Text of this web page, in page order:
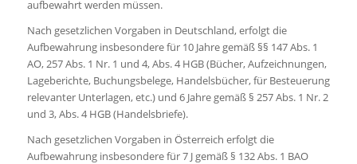
aufbewahrt werden müssen.
Nach gesetzlichen Vorgaben in Deutschland, erfolgt die
Aufbewahrung insbesondere für 10 Jahre gemäß §§ 147 Abs. 1
AO, 257 Abs. 1 Nr. 1 und 4, Abs. 4 HGB (Bücher, Aufzeichnungen,
Lageberichte, Buchungsbelege, Handelsbücher, für Besteuerung
relevanter Unterlagen, etc.) und 6 Jahre gemäß § 257 Abs. 1 Nr. 2
und 3, Abs. 4 HGB (Handelsbriefe).
Nach gesetzlichen Vorgaben in Österreich erfolgt die
Aufbewahrung insbesondere für 7 J gemäß § 132 Abs. 1 BAO